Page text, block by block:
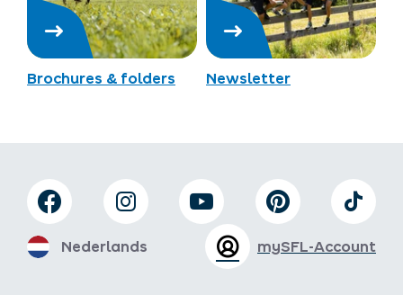
Brochures & folders Newsletter
mySFL-Account
Nederlands